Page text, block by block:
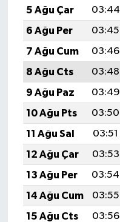
5 Ağu Çar 03:44
6 Ağu Per
03:45
7 Ağu Cum
03:46
8 Ağu Cts
03:48
9 Ağu Paz
03:49
10 Ağu Pts
03:50
11 Ağu Sal
03:51
12 Ağu Çar
03:53
13 Ağu Per
03:54
14 Ağu Cum
03:55
15 Ağu Cts
03:56